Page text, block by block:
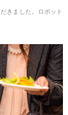
きました。ロボット